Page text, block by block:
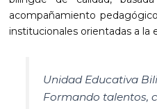
acompañamiento
institucionales orientadas a la
Unidad Educativa
Formando talentos,